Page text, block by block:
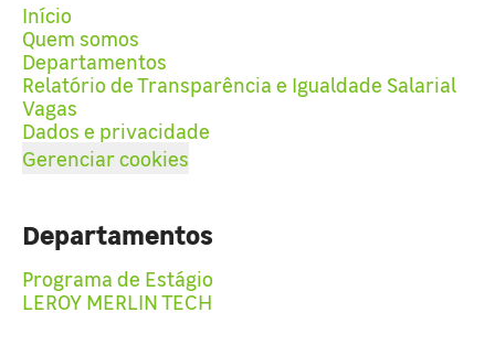
Início
Quem somos
Departamentos
Relatório de Transparência e Igualdade Salarial
Vagas
Dados e privacidade
Gerenciar cookies
Departamentos
Programa de Estágio
LEROY MERLIN TECH